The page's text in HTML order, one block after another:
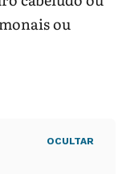
ou
OCULTAR